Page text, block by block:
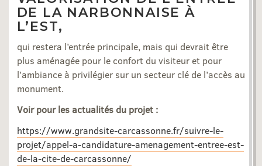
DE LA NARBONNAISE À
L’EST,
qui restera l’entrée principale, mais qui devrait être
plus aménagée pour le confort du visiteur et pour
l’ambiance à privilégier sur un secteur clé de l’accès au
monument.
Voir pour les actualités du projet :
https://www.grandsite-carcassonne.fr/suivre-le-
projet/appel-a-candidature-amenagement-entree-est-
de-la-cite-de-carcassonne/